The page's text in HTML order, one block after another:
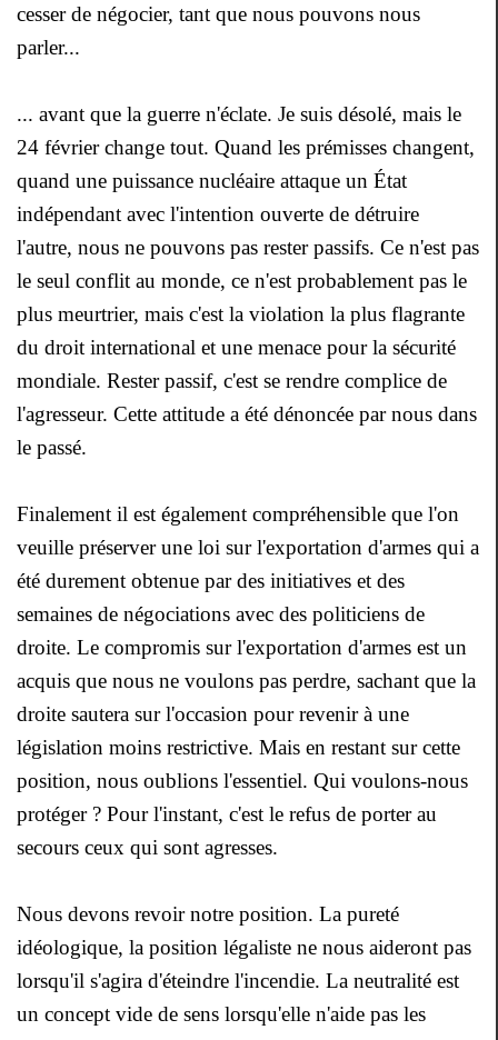
cesser de négocier, tant que nous pouvons nous
parler...
... avant que la guerre n'éclate. Je suis désolé, mais le
24 février change tout. Quand les prémisses changent,
quand une puissance nucléaire attaque un État
indépendant avec l'intention ouverte de détruire
l'autre, nous ne pouvons pas rester passifs. Ce n'est pas
le seul conflit au monde, ce n'est probablement pas le
plus meurtrier, mais c'est la violation la plus flagrante
du droit international et une menace pour la sécurité
mondiale. Rester passif, c'est se rendre complice de
l'agresseur. Cette attitude a été dénoncée par nous dans
le passé.
Finalement il est également compréhensible que l'on
veuille préserver une loi sur l'exportation d'armes qui a
été durement obtenue par des initiatives et des
semaines de négociations avec des politiciens de
droite. Le compromis sur l'exportation d'armes est un
acquis que nous ne voulons pas perdre, sachant que la
droite sautera sur l'occasion pour revenir à une
législation moins restrictive. Mais en restant sur cette
position, nous oublions l'essentiel. Qui voulons-nous
protéger ? Pour l'instant, c'est le refus de porter au
secours ceux qui sont agresses.
Nous devons revoir notre position. La pureté
idéologique, la position légaliste ne nous aideront pas
lorsqu'il s'agira d'éteindre l'incendie. La neutralité est
un concept vide de sens lorsqu'elle n'aide pas les